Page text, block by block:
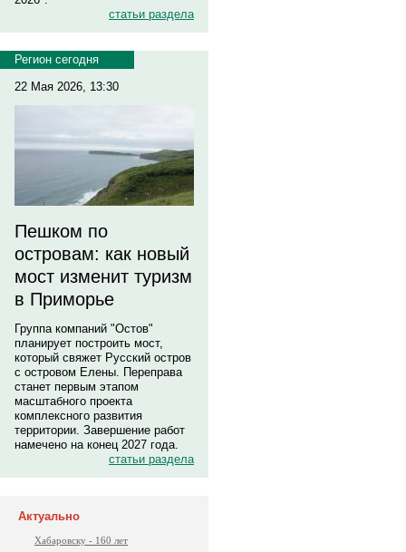
статьи раздела
Регион сегодня
22 Мая 2026, 13:30
Пешком по
островам: как новый
мост изменит туризм
в Приморье
Группа компаний "Остов"
планирует построить мост,
который свяжет Русский остров
с островом Елены. Переправа
станет первым этапом
масштабного проекта
комплексного развития
территории. Завершение работ
намечено на конец 2027 года.
статьи раздела
Актуально
Хабаровску - 160 лет